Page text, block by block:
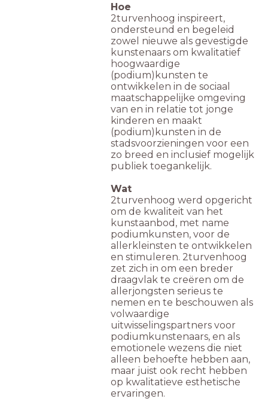
Hoe
2turvenhoog inspireert,
ondersteund en begeleid
zowel nieuwe als gevestigde
kunstenaars om kwalitatief
hoogwaardige
(podium)kunsten te
ontwikkelen in de sociaal
maatschappelijke omgeving
van en in relatie tot jonge
kinderen en maakt
(podium)kunsten in de
stadsvoorzieningen voor een
zo breed en inclusief mogelijk
publiek toegankelijk.
Wat
2turvenhoog werd opgericht
om de kwaliteit van het
kunstaanbod, met name
podiumkunsten, voor de
allerkleinsten te ontwikkelen
en stimuleren. 2turvenhoog
zet zich in om een breder
draagvlak te creëren om de
allerjongsten serieus te
nemen en te beschouwen als
volwaardige
uitwisselingspartners voor
podiumkunstenaars, en als
emotionele wezens die niet
alleen behoefte hebben aan,
maar juist ook recht hebben
op kwalitatieve esthetische
ervaringen.